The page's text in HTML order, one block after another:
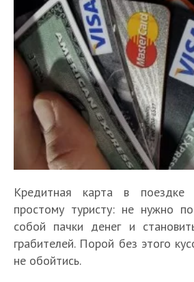
Кредитная карта в поездке
простому туристу: не нужно
собой пачки денег и
грабителей. Порой без этого
не обойтись.